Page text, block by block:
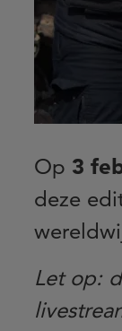
Op 3
deze
Let op: